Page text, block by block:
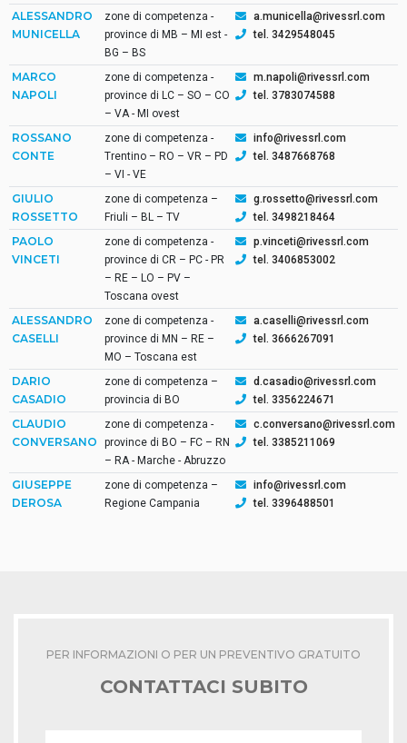
ALESSANDRO
MUNICELLA
zone di competenza -
province di MB – MI est -
BG – BS
a.municella@rivessrl.com
tel. 3429548045
MARCO
NAPOLI
zone di competenza -
province di LC – SO – CO
– VA - MI ovest
m.napoli@rivessrl.com
tel. 3783074588
ROSSANO
CONTE
zone di competenza -
Trentino – RO – VR – PD
– VI - VE
info@rivessrl.com
tel. 3487668768
GIULIO
ROSSETTO
zone di competenza –
Friuli – BL – TV
g.rossetto@rivessrl.com
tel. 3498218464
PAOLO
VINCETI
zone di competenza -
province di CR – PC - PR
– RE – LO – PV –
Toscana ovest
p.vinceti@rivessrl.com
tel. 3406853002
ALESSANDRO
CASELLI
zone di competenza -
province di MN – RE –
MO – Toscana est
a.caselli@rivessrl.com
tel. 3666267091
DARIO
CASADIO
zone di competenza –
provincia di BO
d.casadio@rivessrl.com
tel. 3356224671
CLAUDIO
CONVERSANO
zone di competenza -
province di BO – FC – RN
– RA - Marche - Abruzzo
c.conversano@rivessrl.com
tel. 3385211069
GIUSEPPE
DEROSA
zone di competenza –
Regione Campania
info@rivessrl.com
tel. 3396488501
PER INFORMAZIONI O PER UN PREVENTIVO GRATUITO
CONTATTACI SUBITO